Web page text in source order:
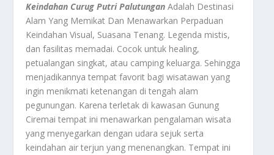
Keindahan Curug Putri Palutungan Adalah Destinasi
Alam Yang Memikat Dan Menawarkan Perpaduan
Keindahan Visual, Suasana Tenang. Legenda mistis,
dan fasilitas memadai. Cocok untuk healing,
petualangan singkat, atau camping keluarga. Sehingga
menjadikannya tempat favorit bagi wisatawan yang
ingin menikmati ketenangan di tengah alam
pegunungan. Karena terletak di kawasan Gunung
Ciremai tempat ini menawarkan pengalaman wisata
yang menyegarkan dengan udara sejuk serta
keindahan air terjun yang menenangkan. Tempat ini